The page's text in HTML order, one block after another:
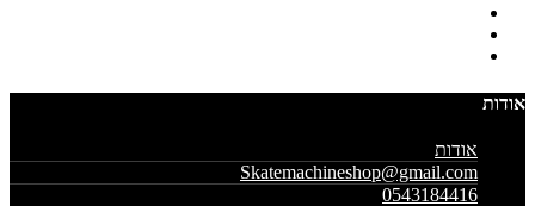
אודות
אודות
Skatemachineshop@gmail.com
0543184416